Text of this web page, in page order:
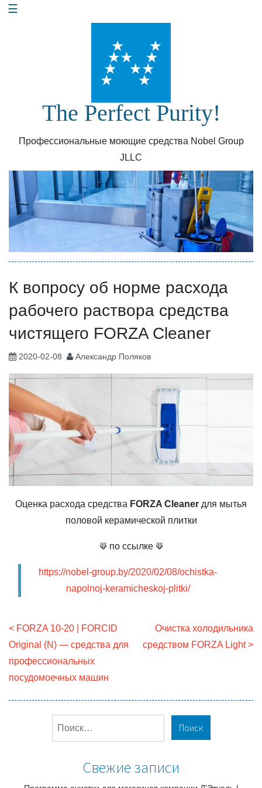
Перейти
☰
The Perfect Purity!
Профессиональные моющие средства Nobel Group
JLLC
К вопросу об норме расхода
рабочего раствора средства
чистящего FORZA Cleaner
2020-02-08 Александр Поляков
Оценка расхода средства FORZA Cleaner для мытья
половой керамической плитки
⟱ по ссылке ⟱
https://nobel-group.by/2020/02/08/ochistka-
napolnoj-keramicheskoj-plitki/
Н
а
в
и
г
FORZA 10-20 | FORCID
Original (N) — средства для
профессиональных
посудомоечных машин
Очистка холодильника
средством FORZA Light
Свежие записи